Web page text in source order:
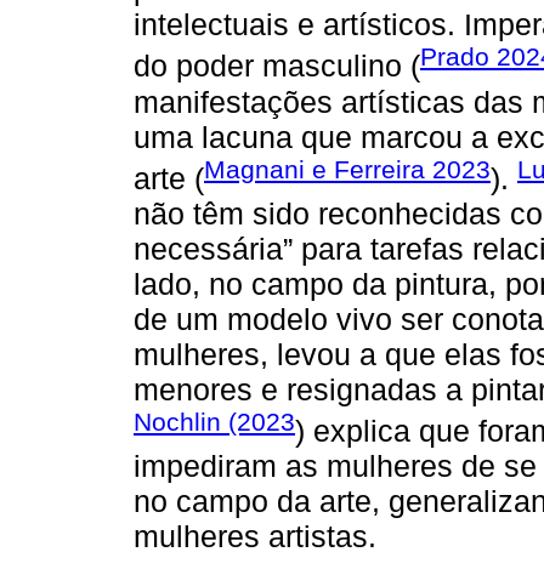
intelectuais e artísticos.
do poder masculino (Prado
manifestações artísticas das
uma lacuna que marcou a
arte (Magnani e Ferreira 2023).
não têm sido reconhecidas
necessária” para tarefas
lado, no campo da pintura,
de um modelo vivo ser
mulheres, levou a que elas
menores e resignadas a
Nochlin (2023) explica que
impediram as mulheres de
no campo da arte,
mulheres artistas.